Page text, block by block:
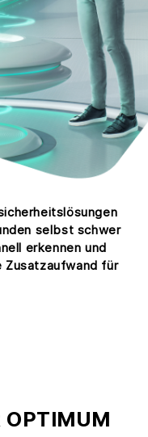
selbst schwer
erkennen und
Zusatzaufwand für
OPTIMUM